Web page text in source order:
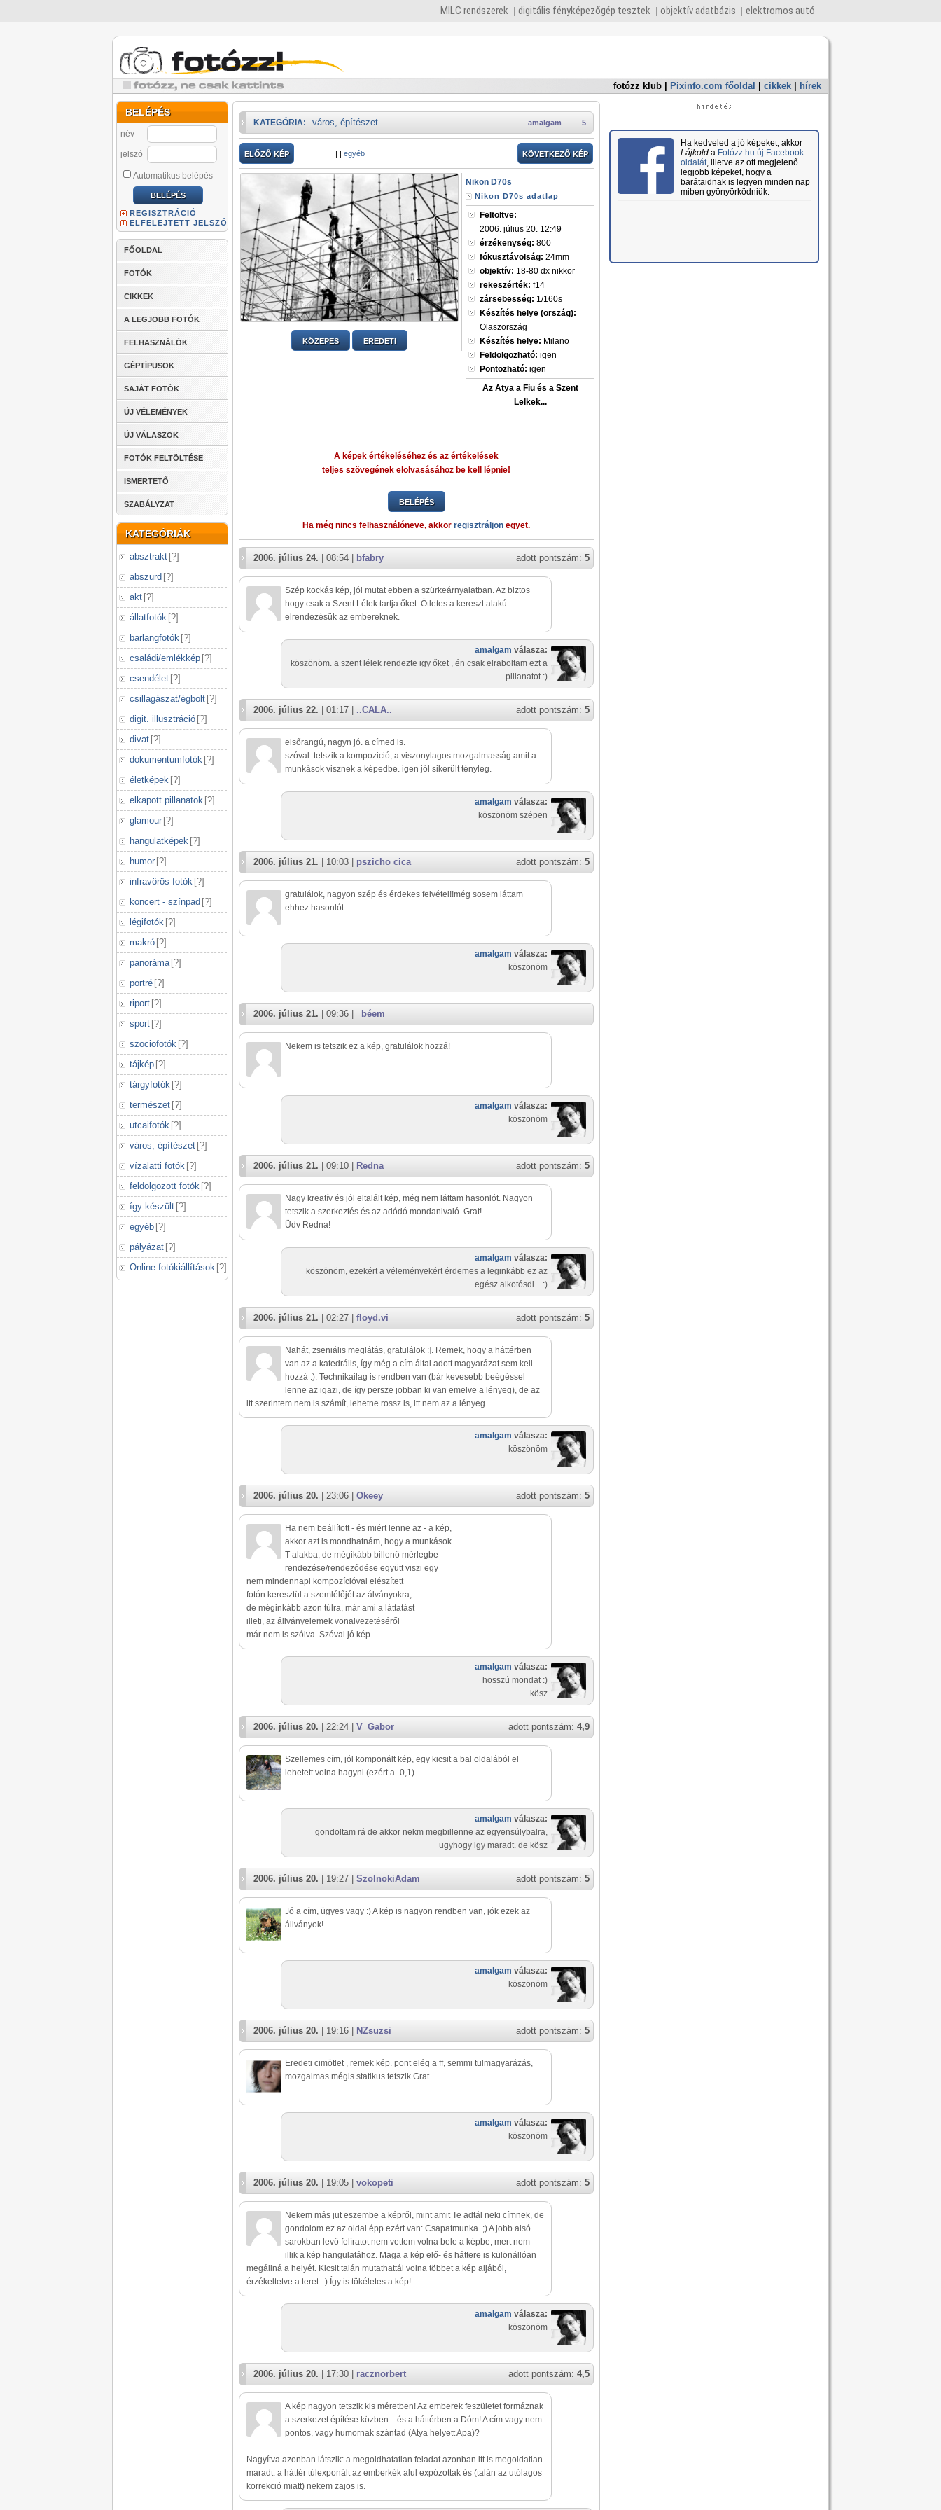
MILC rendszerek digitális fényképezőgép tesztek objektív adatbázis elektromos autó
fotózz klub Pixinfo.com főoldal cikkek hírek
BELÉPÉS
név
jelszó
Automatikus belépés
REGISZTRÁCIÓ
ELFELEJTETT JELSZÓ
FŐOLDAL
FOTÓK
CIKKEK
A LEGJOBB FOTÓK
FELHASZNÁLÓK
GÉPTÍPUSOK
SAJÁT FOTÓK
ÚJ VÉLEMÉNYEK
ÚJ VÁLASZOK
FOTÓK FELTÖLTÉSE
ISMERTETŐ
SZABÁLYZAT
KATEGÓRIÁK
absztrakt [?]
abszurd [?]
akt [?]
állatfotók [?]
barlangfotók [?]
családi/emlékkép [?]
csendélet [?]
csillagászat/égbolt [?]
digit. illusztráció [?]
divat [?]
dokumentumfotók [?]
életképek [?]
elkapott pillanatok [?]
glamour [?]
hangulatképek [?]
humor [?]
infravörös fotók [?]
koncert - színpad [?]
légifotók [?]
makró [?]
panoráma [?]
portré [?]
riport [?]
sport [?]
szociofotók [?]
tájkép [?]
tárgyfotók [?]
természet [?]
utcaifotók [?]
város, építészet [?]
vízalatti fotók [?]
feldolgozott fotók [?]
így készült [?]
egyéb [?]
pályázat [?]
Online fotókiállítások [?]
5
amalgam
KATEGÓRIA: város, építészet
ELŐZŐ KÉP | | egyéb KÖVETKEZŐ KÉP
KÖZEPES EREDETI
Nikon D70s
Nikon D70s adatlap
Feltöltve:
2006. július 20. 12:49
érzékenység: 800
fókusztávolság: 24mm
objektív: 18-80 dx nikkor
rekeszérték: f14
zársebesség: 1/160s
Készítés helye (ország):
Olaszország
Készítés helye: Milano
Feldolgozható: igen
Pontozható: igen
Az Atya a Fiu és a Szent
Lelkek...
A képek értékeléséhez és az értékelések
teljes szövegének elolvasásához be kell lépnie!
BELÉPÉS
Ha még nincs felhasználóneve, akkor regisztráljon egyet.
adott pontszám: 5
2006. július 24. | 08:54 | bfabry
Szép kockás kép, jól mutat ebben a szürkeárnyalatban. Az biztos
hogy csak a Szent Lélek tartja őket. Ötletes a kereszt alakú
elrendezésük az embereknek.
amalgam válasza:
köszönöm. a szent lélek rendezte igy őket , én csak elraboltam ezt a
pillanatot :)
adott pontszám: 5
2006. július 22. | 01:17 | ..CALA..
elsőrangú, nagyn jó. a címed is.
szóval: tetszik a kompozició, a viszonylagos mozgalmasság amit a
munkások visznek a képedbe. igen jól sikerült tényleg.
amalgam válasza:
köszönöm szépen
adott pontszám: 5
2006. július 21. | 10:03 | pszicho cica
gratulálok, nagyon szép és érdekes felvétel!!még sosem láttam
ehhez hasonlót.
amalgam válasza:
köszönöm
2006. július 21. | 09:36 | _béem_
Nekem is tetszik ez a kép, gratulálok hozzá!
amalgam válasza:
köszönöm
adott pontszám: 5
2006. július 21. | 09:10 | Redna
Nagy kreatív és jól eltalált kép, még nem láttam hasonlót. Nagyon
tetszik a szerkeztés és az adódó mondanivaló. Grat!
Üdv Redna!
amalgam válasza:
köszönöm, ezekért a véleményekért érdemes a leginkább ez az
egész alkotósdi... :)
adott pontszám: 5
2006. július 21. | 02:27 | floyd.vi
Nahát, zseniális meglátás, gratulálok :]. Remek, hogy a háttérben
van az a katedrális, így még a cím által adott magyarázat sem kell
hozzá :). Technikailag is rendben van (bár kevesebb beégéssel
lenne az igazi, de így persze jobban ki van emelve a lényeg), de az
itt szerintem nem is számít, lehetne rossz is, itt nem az a lényeg.
amalgam válasza:
köszönöm
adott pontszám: 5
2006. július 20. | 23:06 | Okeey
Ha nem beállított - és miért lenne az - a kép,
akkor azt is mondhatnám, hogy a munkások
T alakba, de mégikább billenő mérlegbe
rendezése/rendeződése együtt viszi egy
nem mindennapi kompozícióval elészített
fotón keresztül a szemlélőjét az álványokra,
de méginkább azon túlra, már ami a láttatást
illeti, az állványelemek vonalvezetéséről
már nem is szólva. Szóval jó kép.
amalgam válasza:
hosszú mondat :)
kösz
adott pontszám: 4,9
2006. július 20. | 22:24 | V_Gabor
Szellemes cím, jól komponált kép, egy kicsit a bal oldalából el
lehetett volna hagyni (ezért a -0,1).
amalgam válasza:
gondoltam rá de akkor nekm megbillenne az egyensúlybalra,
ugyhogy igy maradt. de kösz
adott pontszám: 5
2006. július 20. | 19:27 | SzolnokiAdam
Jó a cím, ügyes vagy :) A kép is nagyon rendben van, jók ezek az
állványok!
amalgam válasza:
köszönöm
adott pontszám: 5
2006. július 20. | 19:16 | NZsuzsi
Eredeti cimötlet , remek kép. pont elég a ff, semmi tulmagyarázás,
mozgalmas mégis statikus tetszik Grat
amalgam válasza:
köszönöm
adott pontszám: 5
2006. július 20. | 19:05 | vokopeti
Nekem más jut eszembe a képről, mint amit Te adtál neki címnek, de
gondolom ez az oldal épp ezért van: Csapatmunka. ;) A jobb alsó
sarokban levő felíratot nem vettem volna bele a képbe, mert nem
illik a kép hangulatához. Maga a kép elő- és háttere is különállóan
megállná a helyét. Kicsit talán mutathattál volna többet a kép aljából,
érzékeltetve a teret. :) Így is tökéletes a kép!
amalgam válasza:
köszönöm
adott pontszám: 4,5
2006. július 20. | 17:30 | racznorbert
A kép nagyon tetszik kis méretben! Az emberek feszületet formáznak
a szerkezet építése közben... és a háttérben a Dóm! A cím vagy nem
pontos, vagy humornak szántad (Atya helyett Apa)?
Nagyítva azonban látszik: a megoldhatatlan feladat azonban itt is megoldatlan
maradt: a háttér túlexponált az emberkék alul expózottak és (talán az utólagos
korrekció miatt) nekem zajos is.
Ha kedveled a jó képeket, akkor
Lájkolda Fotózz.hu új Facebook
oldalát, illetve az ott megjelenő
legjobb képeket, hogy a
barátaidnak is legyen minden nap
miben gyönyörködniük.